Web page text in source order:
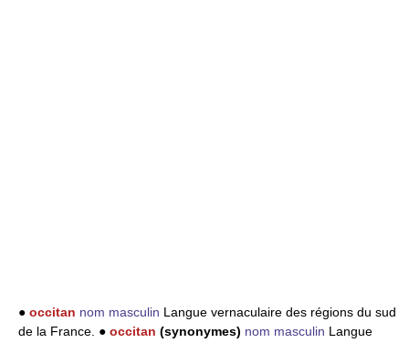
● occitan nom masculin Langue vernaculaire des régions du sud
de la France. ● occitan (synonymes) nom masculin Langue